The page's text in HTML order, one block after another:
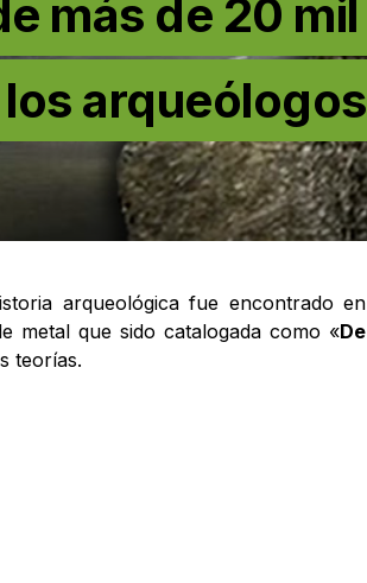
más de 20 mil
arqueólogos
arqueológica fue encontrado en
metal que sido catalogada como «De
teorías.